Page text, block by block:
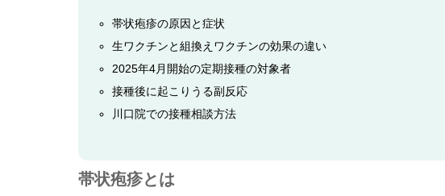
帯状疱疹の原因と症状
生ワクチンと組換えワクチンの効果の違い
2025年4月開始の定期接種の対象者
接種後に起こりうる副反応
川口院での接種相談方法
帯状疱疹とは